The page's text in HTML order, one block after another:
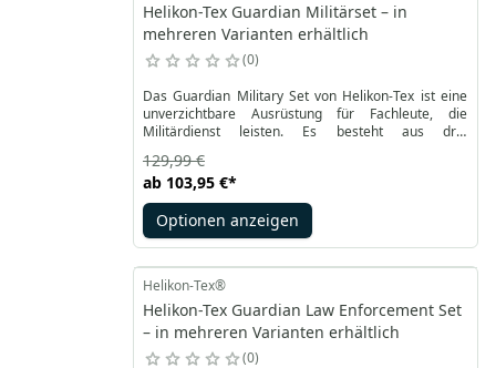
Helikon-Tex Guardian Militärset – in
mehreren Varianten erhältlich
0
Das Guardian Military Set von Helikon-Tex ist eine
unverzichtbare Ausrüstung für Fachleute, die
Militärdienst leisten. Es besteht aus drei
Guardian Plate Carrier, zwei modularen
Seitengurten namens Guardian Cummerband und
dem vorderen Panel Guardian Flap. Dieses Set
wurde entwickelt, um den Anforderungen moderner
Soldaten gerecht zu werden.
ab 103,95 €*
129,99 €
Optionen anzeigen
Helikon-Tex®
Helikon-Tex Guardian Law Enforcement Set
– in mehreren Varianten erhältlich
0